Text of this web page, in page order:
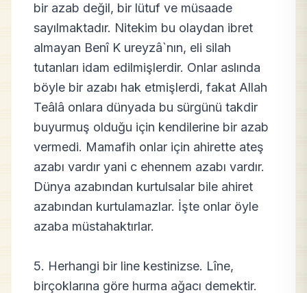
bir azab değil, bir lütuf ve müsaade
sayılmaktadır. Nitekim bu olaydan ibret
almayan Benî K ureyzâ`nın, eli silah
tutanları idam edilmişlerdir. Onlar aslında
böyle bir azabı hak etmişlerdi, fakat Allah
Teâlâ onlara dünyada bu sürgünü takdir
buyurmuş olduğu için kendilerine bir azab
vermedi. Mamafih onlar için ahirette ateş
azabı vardır yani c ehennem azabı vardır.
Dünya azabından kurtulsalar bile ahiret
azabından kurtulamazlar. İşte onlar öyle
azaba müstahaktırlar.
5. Herhangi bir line kestinizse. Lîne,
birçoklarına göre hurma ağacı demektir.